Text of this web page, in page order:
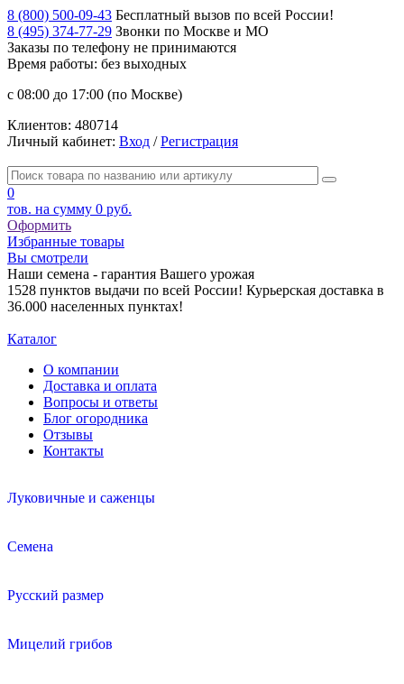
8 (800) 500-09-43 Бесплатный вызов по всей России!
8 (495) 374-77-29 Звонки по Москве и МО
Заказы по телефону не принимаются
Время работы: без выходных
с 08:00 до 17:00 (по Москве)
Клиентов: 480714
Личный кабинет: Вход /Регистрация
0
тов. на сумму 0 руб.
Оформить
Избранные товары
Вы смотрели
Наши семена - гарантия Вашего урожая
1528 пунктов выдачи по всей России! Курьерская доставка в
36.000 населенных пунктах!
Каталог
О компании
Доставка и оплата
Вопросы и ответы
Блог огородника
Отзывы
Контакты
Луковичные и саженцы
Семена
Русский размер
Мицелий грибов